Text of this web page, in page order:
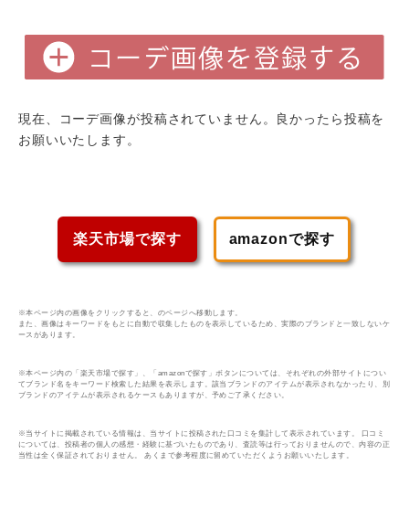
現在、コーデ画像が投稿されていません。良かったら投稿を
お願いいたします。
楽天市場で探す amazonで探す
※本ページ内の画像をクリックすると、のページへ移動します。
また、画像はキーワードをもとに自動で収集したものを表示しているため、実際のブランドと一致しないケ
ースがあります。
※本ページ内の「楽天市場で探す」、「amazonで探す」ボタンについては、それぞれの外部サイトについ
てブランド名をキーワード検索した結果を表示します。該当ブランドのアイテムが表示されなかったり、別
ブランドのアイテムが表示されるケースもありますが、予めご了承ください。
※当サイトに掲載されている情報は、当サイトに投稿された口コミを集計して表示されています。 口コミ
については、投稿者の個人の感想・経験に基づいたものであり、査読等は行っておりませんので、内容の正
当性は全く保証されておりません。 あくまで参考程度に留めていただくようお願いいたします。